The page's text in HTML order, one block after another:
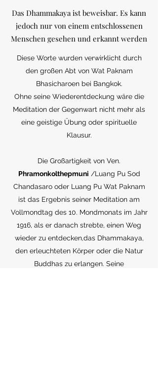
Das Dhammakaya ist beweisbar. Es kann
jedoch nur von einem entschlossenen
Menschen gesehen und erkannt werden
Diese Worte wurden verwirklicht durch
den großen Abt von Wat Paknam
Bhasicharoen bei Bangkok.
Ohne seine Wiederentdeckung wäre die
Meditation der Gegenwart nicht mehr als
eine geistige Übung oder spirituelle
Klausur.
Die Großartigkeit von Ven.
Phramonkolthepmuni /Luang Pu Sod
Chandasaro oder Luang Pu Wat Paknam
ist das Ergebnis seiner Meditation am
Vollmondtag des 10. Mondmonats im Jahr
1916, als er danach strebte, einen Weg
wieder zu entdecken,das Dhammakaya,
den erleuchteten Körper oder die Natur
Buddhas zu erlangen. Seine